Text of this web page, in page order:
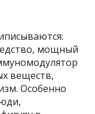
мощный
веществ,
Особенно